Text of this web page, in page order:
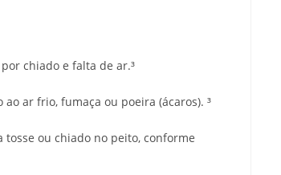
chiado e falta de ar.³
ar frio, fumaça ou poeira (ácaros). ³
ou chiado no peito, conforme